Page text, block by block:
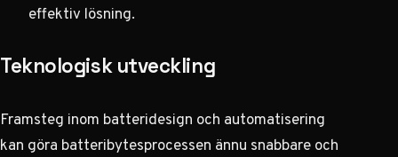
effektiv lösning.
Teknologisk utveckling
Framsteg inom batteridesign och automatisering
kan göra batteribytesprocessen ännu snabbare och